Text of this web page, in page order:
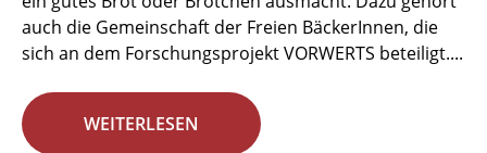
auch die Gemeinschaft der Freien BäckerInnen, die
sich an dem Forschungsprojekt VORWERTS beteiligt....
WEITERLESEN